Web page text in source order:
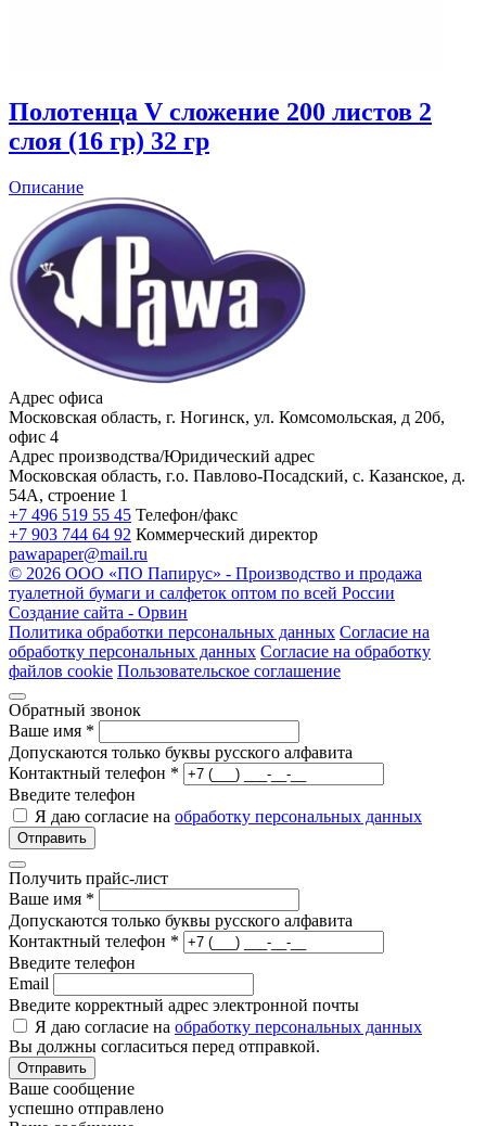
Полотенца V сложение 200 листов 2
слоя (16 гр) 32 гр
Описание
Адрес офиса
Московская область, г. Ногинск, ул. Комсомольская, д 20б,
офис 4
Адрес производства/Юридический адрес
Московская область, г.о. Павлово-Посадский, с. Казанское, д.
54А, строение 1
+7 496 519 55 45 Телефон/факс
+7 903 744 64 92 Коммерческий директор
pawapaper@mail.ru
© 2026 ООО «ПО Папирус» - Производство и продажа
туалетной бумаги и салфеток оптом по всей России
Создание сайта - Орвин
Политика обработки персональных данных Согласие на
обработку персональных данных Согласие на обработку
файлов cookie Пользовательское соглашение
Обратный звонок
Ваше имя *
Допускаются только буквы русского алфавита
Контактный телефон *
Введите телефон
Я даю согласие на обработку персональных данных
Отправить
Получить прайс-лист
Ваше имя *
Допускаются только буквы русского алфавита
Контактный телефон *
Введите телефон
Email
Введите корректный адрес электронной почты
Я даю согласие на обработку персональных данных
Вы должны согласиться перед отправкой.
Отправить
Ваше сообщение
успешно отправлено